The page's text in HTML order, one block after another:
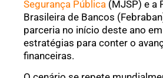
Segurança Pública (MJSP) e a
Brasileira de Bancos
parceria no início deste ano
estratégias para conter o
financeiras.